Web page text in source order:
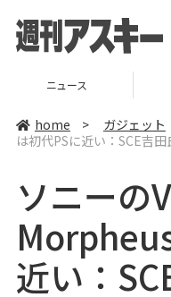
ニュース
home > ガジェット
は初代PSに近い：SCE吉
ソニーの
近い：